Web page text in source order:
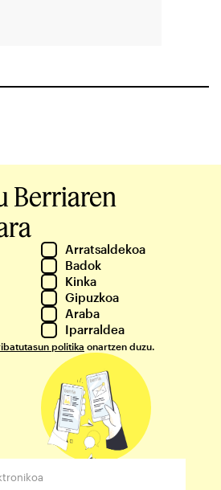
Berriaren
Arratsaldekoa
Badok
Kinka
Gipuzkoa
Araba
Iparraldea
politika onartzen duzu.